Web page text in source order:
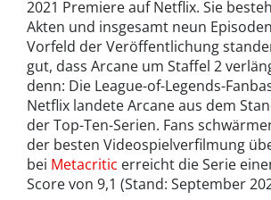
2021 Premiere auf Netflix. Sie
Akten und insgesamt neun
Vorfeld der Veröffentlichung
gut, dass Arcane um Staffel 2
denn: Die League-of-Legends-
Netflix landete Arcane aus dem
der Top-Ten-Serien. Fans
der besten Videospielverfilmung
bei Metacritic erreicht die Serie
Score von 9,1 (Stand: September